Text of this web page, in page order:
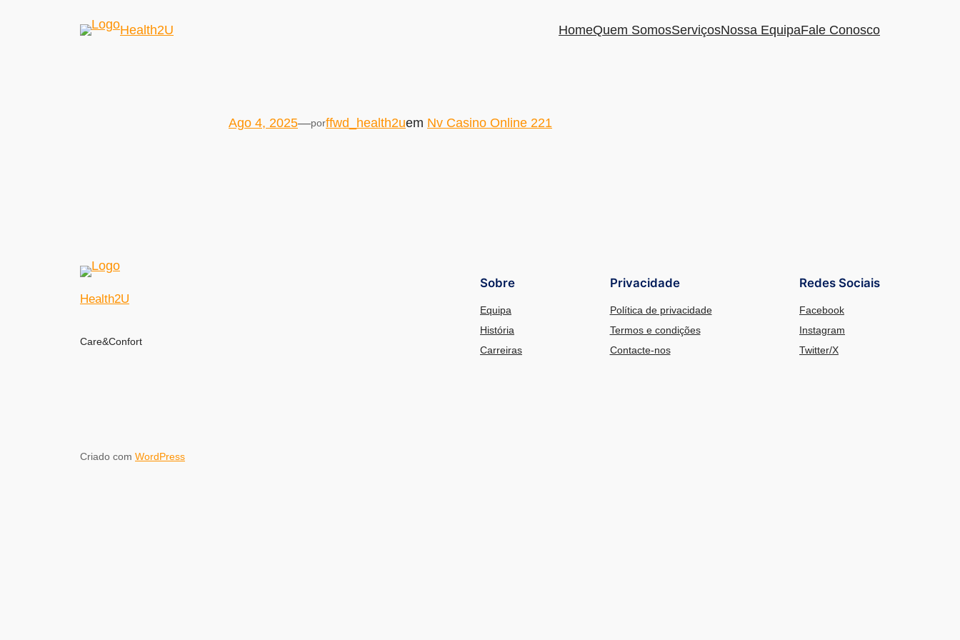
Health2U HomeQuem SomosServiçosNossa EquipaFale Conosco
Ago 4, 2025—porffwd_health2uem Nv Casino Online 221
Health2U
Care&Confort
Sobre
Equipa
História
Carreiras
Privacidade
Política de privacidade
Termos e condições
Contacte-nos
Redes Sociais
Facebook
Instagram
Twitter/X
Criado com WordPress